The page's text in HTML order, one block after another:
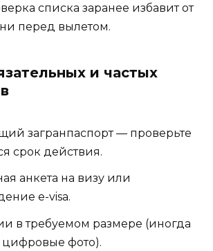
списка заранее избавит от
перед вылетом.
и частых
загранпаспорт — проверьте
срок действия.
анкета на визу или
e-visa.
в требуемом размере (иногда
цифровые фото).